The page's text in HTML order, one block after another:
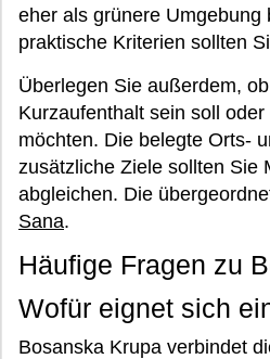
eher als grünere
praktische Kriterien sollten
Überlegen Sie außerdem,
Kurzaufenthalt sein soll
möchten. Die belegte Orts-
zusätzliche Ziele sollten Sie
abgleichen. Die
Sana.
Häufige Fragen zu
Wofür eignet sich
Bosanska Krupa verbindet